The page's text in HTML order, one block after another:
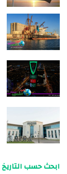
ابحث حسب التاريخ